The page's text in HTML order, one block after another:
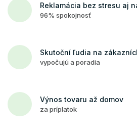
Reklamácia bez stresu aj
96% spokojnosť
Skutoční ľudia na
vypočujú a poradia
Výnos tovaru až domov
za príplatok